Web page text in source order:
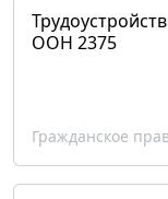
ООН 2375
Гражданское